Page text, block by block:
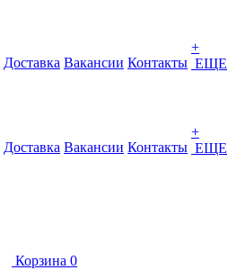
Доставка Вакансии Контакты
+
ЕЩЕ
Доставка Вакансии Контакты
+
ЕЩЕ
Корзина 0